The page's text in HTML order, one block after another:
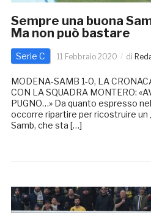
Sempre una buona
Ma non può bastare
Serie C 11 Febbraio 2020 di
MODENA-SAMB 1-0, LA
CON LA SQUADRA MONTERO:
PUGNO…» Da quanto espresso
occorre ripartire per ricostruire un
Samb, che sta […]